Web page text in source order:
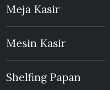
Meja Kasir
Mesin Kasir
Shelfing Papan